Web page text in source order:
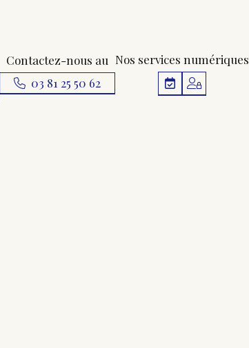
Contactez-nous au
03 81 25 50 62
Nos services numériques